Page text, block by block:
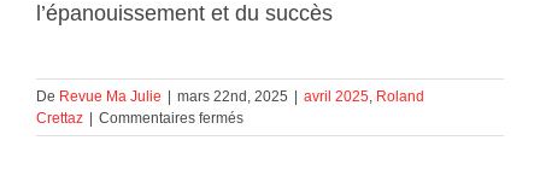
l’épanouissement et du succès
De Revue Ma Julie mars 22nd, 2025 avril 2025, Roland
Crettaz
Commentaires ferméssur
La